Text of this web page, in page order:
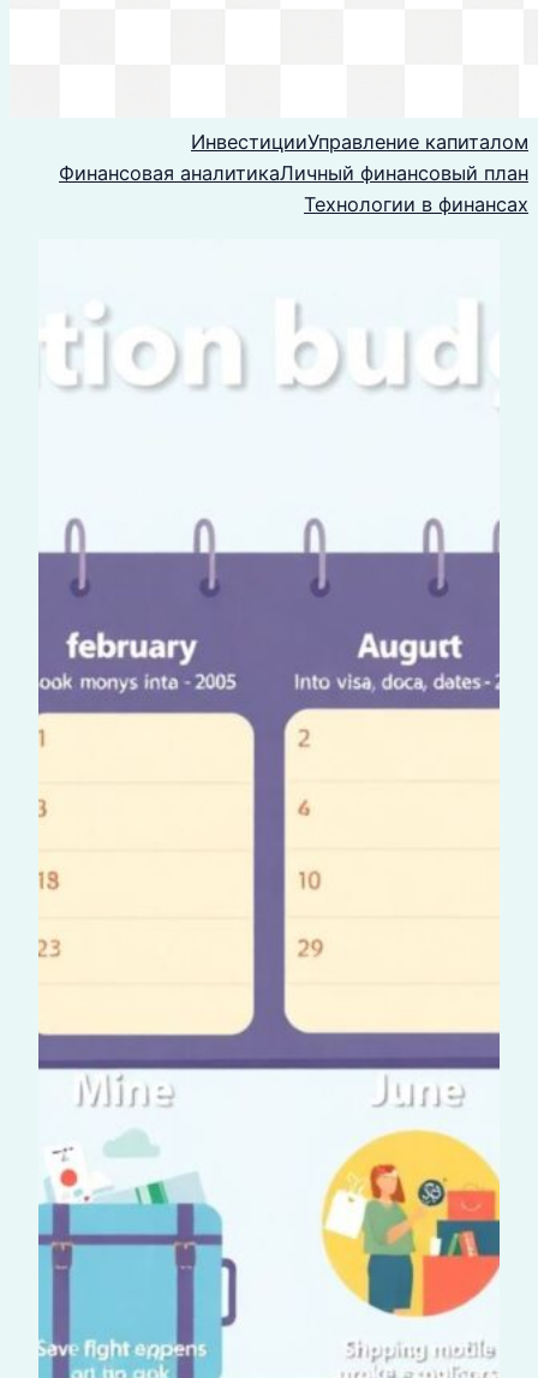
ИнвестицииУправление капиталом
Финансовая аналитикаЛичный финансовый план
Технологии в финансах